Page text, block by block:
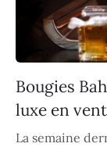
Bougies
luxe en
La semaine